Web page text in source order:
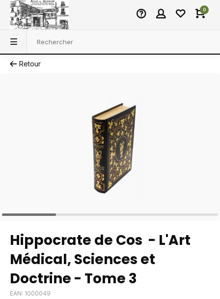
0
Retour
Hippocrate de Cos - L'Art
Médical, Sciences et
Doctrine - Tome 3
EAN: 1000049